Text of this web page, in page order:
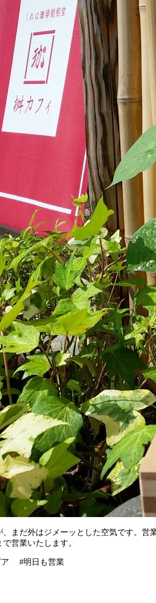
まだ外はジメーッとした空気です。
営業いたします。
#明日も営業